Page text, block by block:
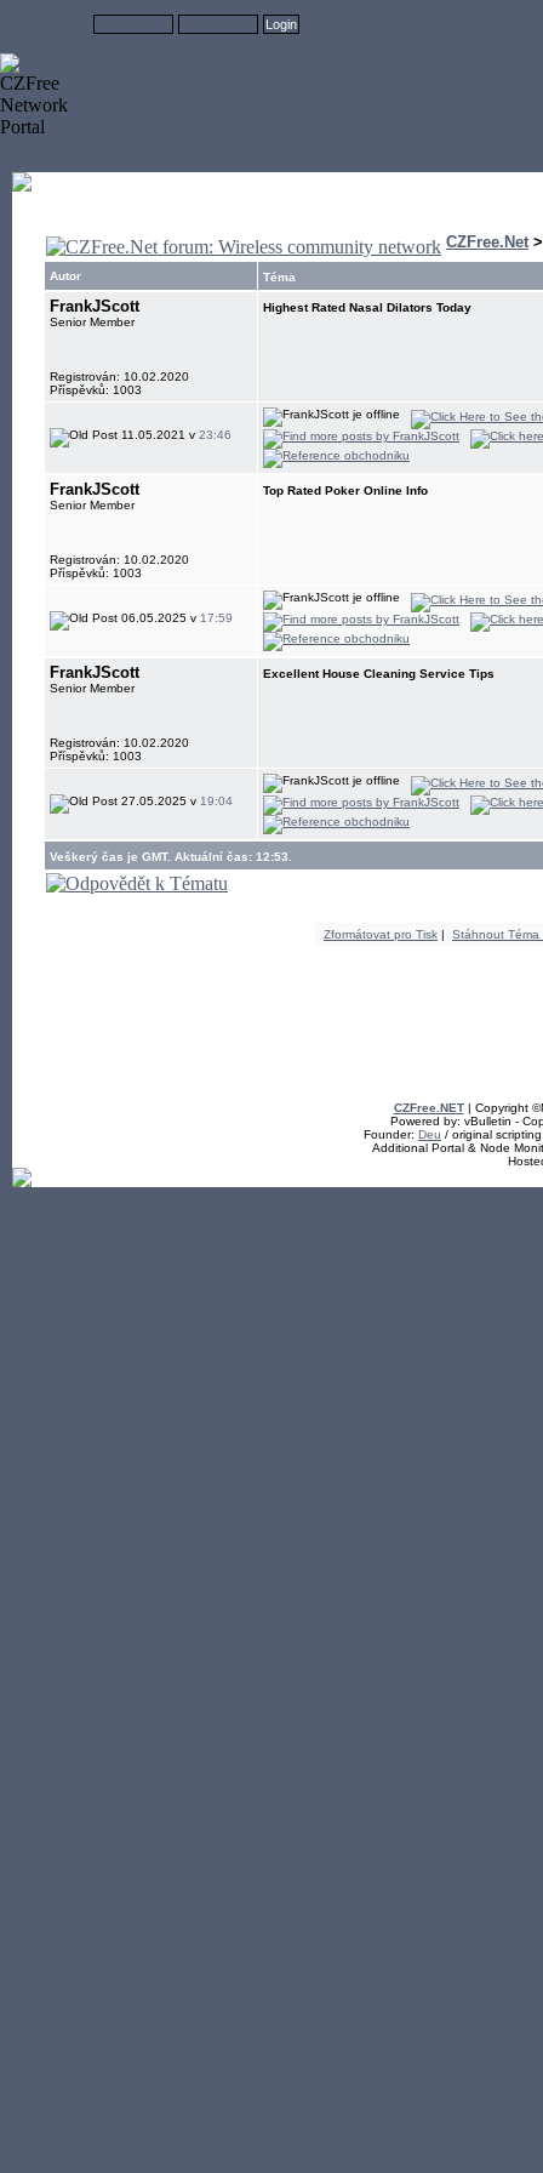
CZFree.Net
Autor Téma
FrankJScott
Senior Member
Registrován: 10.02.2020
Příspěvků: 1003
Highest Rated Nasal Dilators Today
11.05.2021 v 23:46
FrankJScott
Senior Member
Registrován: 10.02.2020
Příspěvků: 1003
Top Rated Poker Online Info
06.05.2025 v 17:59
FrankJScott
Senior Member
Registrován: 10.02.2020
Příspěvků: 1003
Excellent House Cleaning Service Tips
27.05.2025 v 19:04
Veškerý čas je GMT. Aktuální čas: 12:53.
Zformátovat pro Tisk | Stáhnout Téma
CZFree.NET| Copyright
Powered by: vBulletin -
Founder: Deu / original
Additional Portal & Node